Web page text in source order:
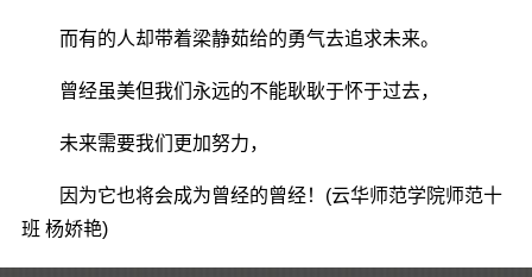
而有的人却带着梁静茹给的勇气去追求未来。
曾经虽美但我们永远的不能耿耿于怀于过去，
未来需要我们更加努力，
因为它也将会成为曾经的曾经！(云华师范学院师范十
班 杨娇艳)